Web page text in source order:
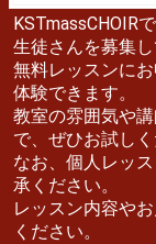
KSTmassCHOIR
生徒さんを募集し
無料レッスンに
体験できます。
教室の雰囲気や
で、ぜひお試しく
なお、個人レッ
承ください。
レッスン内容や
ください。